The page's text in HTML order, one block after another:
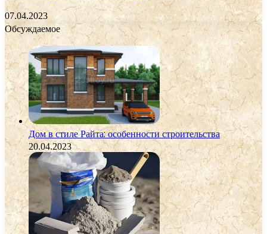
07.04.2023
Обсуждаемое
Дом в стиле Райта: особенности строительства
20.04.2023